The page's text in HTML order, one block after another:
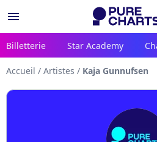
menu
Billetterie Star Academy
Accueil / Artistes / Kaja Gunnufsen